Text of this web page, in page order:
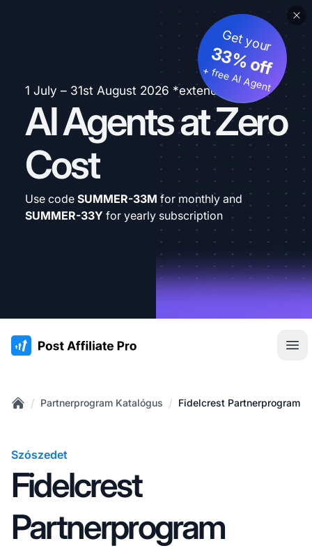
1 July – 31st August 2026 *extended
AI Agents at Zero
Cost
Get your
33% off
+ free AI Agent
Use code SUMMER-33M for monthly and
SUMMER-33Y for yearly subscription
:site.title
/ Partnerprogram Katalógus / Fidelcrest Partnerprogram
Szószedet
Fidelcrest
Partnerprogram